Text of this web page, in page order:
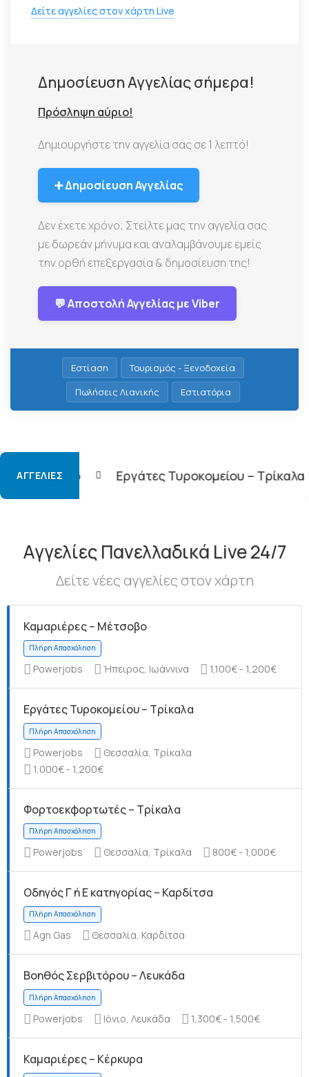
Δείτε αγγελίες στον χάρτη Live
Δημοσίευση Αγγελίας σήμερα!
Πρόσληψη αύριο!
Δημιουργήστε την αγγελία σας σε 1 λεπτό!
➕ Δημοσίευση Αγγελίας
Δεν έχετε χρόνο; Στείλτε μας την αγγελία σας
με δωρεάν μήνυμα και αναλαμβάνουμε εμείς
την ορθή επεξεργασία & δημοσίευση της!
💬 Αποστολή Αγγελίας με Viber
Εστίαση
Τουρισμός - Ξενοδοχεία
Πωλήσεις Λιανικής
Εστιατόρια
ΑΓΓΕΛΊΕΣ
Εργάτες Τυροκομείου – Τρίκαλα
Αγγελίες Πανελλαδικά Live 24/7
Δείτε νέες αγγελίες στον χάρτη
Καμαριέρες – Μέτσοβο
Πλήρη Απασχόληση
Powerjobs Ήπειρος, Ιωάννινα 1,100€ - 1,200€
Εργάτες Τυροκομείου – Τρίκαλα
Πλήρη Απασχόληση
Powerjobs
Θεσσαλία, Τρίκαλα
1,000€ - 1,200€
Φορτοεκφορτωτές – Τρίκαλα
Πλήρη Απασχόληση
Powerjobs Θεσσαλία, Τρίκαλα 800€ - 1,000€
Οδηγός Γ ή Ε κατηγορίας – Καρδίτσα
Agn Gas Θεσσαλία, Καρδίτσα
Βοηθός Σερβιτόρου – Λευκάδα
Powerjobs Ιόνιο, Λευκάδα 1,300€ - 1,500€
Καμαριέρες – Κέρκυρα